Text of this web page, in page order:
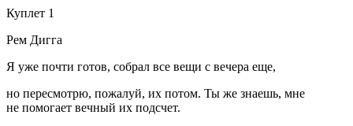
Куплет 1
Рем Дигга
Я уже почти готов, собрал все вещи с вечера еще,
но пересмотрю, пожалуй, их потом. Ты же знаешь, мне
не помогает вечный их подсчет.